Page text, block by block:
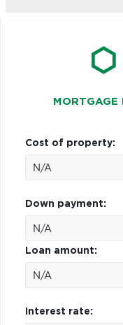
MORTGAGE
Cost of property:
Down payment:
Loan amount:
Interest rate: